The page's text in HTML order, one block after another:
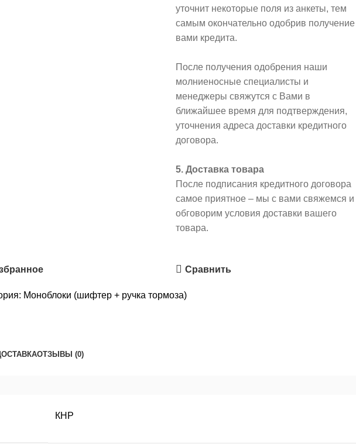
уточнит некоторые поля из анкеты, тем
самым окончательно одобрив получение
вами кредита.
После получения одобрения наши
молниеносные специалисты и
менеджеры свяжутся с Вами в
ближайшее время для подтверждения,
уточнения адреса доставки кредитного
договора.
5. Доставка товара
После подписания кредитного договора
самое приятное – мы с вами свяжемся и
обговорим условия доставки вашего
товара.
Сравнить
Моноблоки (шифтер + ручка тормоза)
ОТЗЫВЫ (0)
КНР